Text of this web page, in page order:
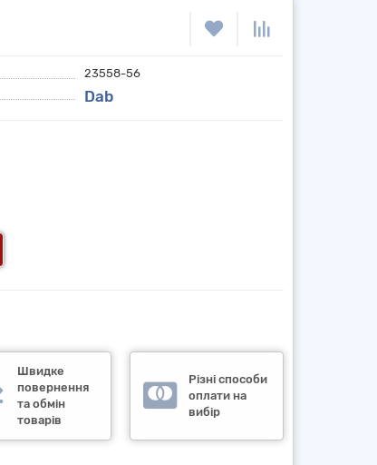
23558-56
Dab
Швидке
повернення
та обмін
товарів
Різні способи
оплати на
вибір